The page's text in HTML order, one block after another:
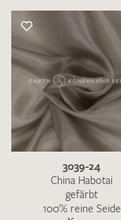
3039-24
China Habotai
gefärbt
100% reine Seide